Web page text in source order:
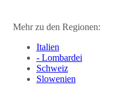
Mehr zu den Regionen:
Italien
- Lombardei
Schweiz
Slowenien